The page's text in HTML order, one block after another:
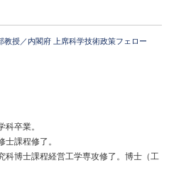
教授／内閣府 上席科学技術政策フェロー
卒業。
課程修了。
科博士課程経営工学専攻修了。博士（工